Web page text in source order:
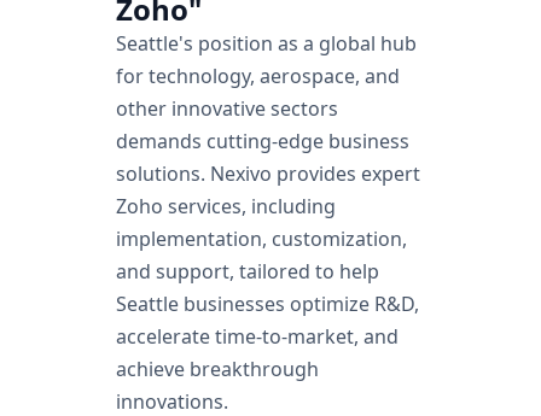
Zoho"
Seattle's position as a global hub
for technology, aerospace, and
other innovative sectors
demands cutting-edge business
solutions. Nexivo provides expert
Zoho services, including
implementation, customization,
and support, tailored to help
Seattle businesses optimize R&D,
accelerate time-to-market, and
achieve breakthrough
innovations.